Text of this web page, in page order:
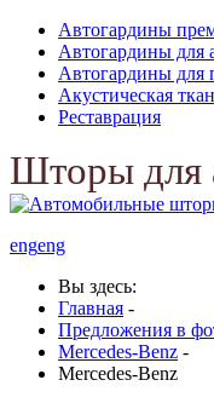
Автогардины
Автогардины для
Автогардины для
Акустическая
Реставрация
Шторы для
engeng
Вы здесь:
Главная -
Предложения в
Mercedes-Benz -
Mercedes-Benz